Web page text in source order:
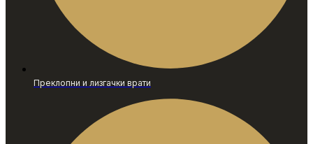
Преклопни и лизгачки врати